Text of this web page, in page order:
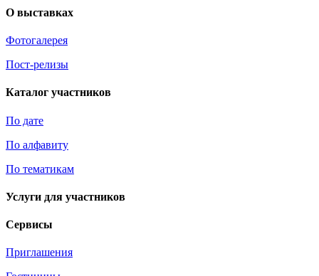
О выставках
Фотогалерея
Пост-релизы
Каталог участников
По дате
По алфавиту
По тематикам
Услуги для участников
Сервисы
Приглашения